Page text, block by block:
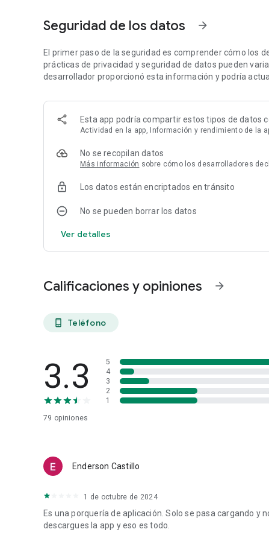
que esta perdure en el tiempo con plenitud.
También os proponemos una serie de test que os
-Saber si sois compatibles como pareja.
-Conocer si tiene fecha de caducidad vuestra relación
Por último, abordamos el problema de la infidelidad, una
Muchas gracias por descargar El arte de la seducción.
Si te gustó la app, te agradeceríamos que la califiques
mandarnos un mail con tus sugerencias, dudas o
Seguridad de los datos arrow_forward
El primer paso de la seguridad es comprender cómo los
prácticas de privacidad y seguridad de datos pueden
desarrollador proporcionó esta información y podría
Esta app podría compartir estos tipos de datos
Actividad en la app, Información y rendimiento de la
No se recopilan datos
Más información sobre cómo los desarrolladores
Los datos están encriptados en tránsito
No se pueden borrar los datos
Ver detalles
Calificaciones y opiniones arrow_forward
phone_android Teléfono
3.3
79 opiniones
5
4
3
2
1
Enderson Castillo
1 de octubre de 2024
Es una porquería de aplicación. Solo se pasa cargando y
descargues la app y eso es todo.